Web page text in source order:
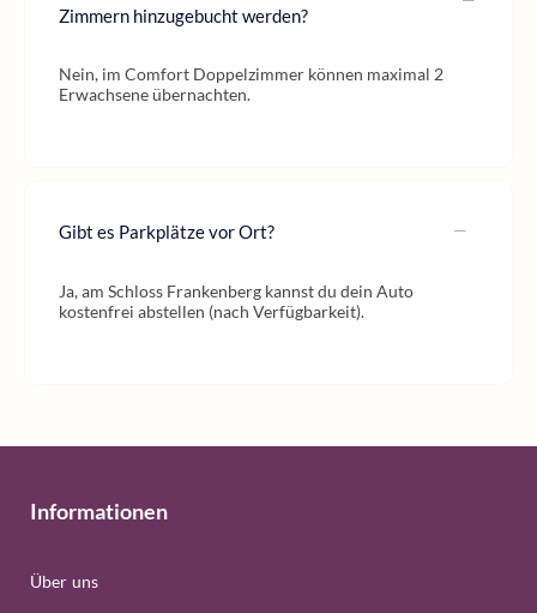
Zimmern hinzugebucht werden?
Nein, im Comfort Doppelzimmer können maximal 2
Erwachsene übernachten.
Gibt es Parkplätze vor Ort?
Ja, am Schloss Frankenberg kannst du dein Auto
kostenfrei abstellen (nach Verfügbarkeit).
Informationen
Über uns